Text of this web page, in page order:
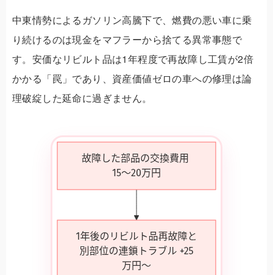
中東情勢によるガソリン高騰下で、燃費の悪い車に乗
り続けるのは現金をマフラーから捨てる異常事態で
す。安価なリビルト品は1年程度で再故障し工賃が2倍
かかる「罠」であり、資産価値ゼロの車への修理は論
理破綻した延命に過ぎません。